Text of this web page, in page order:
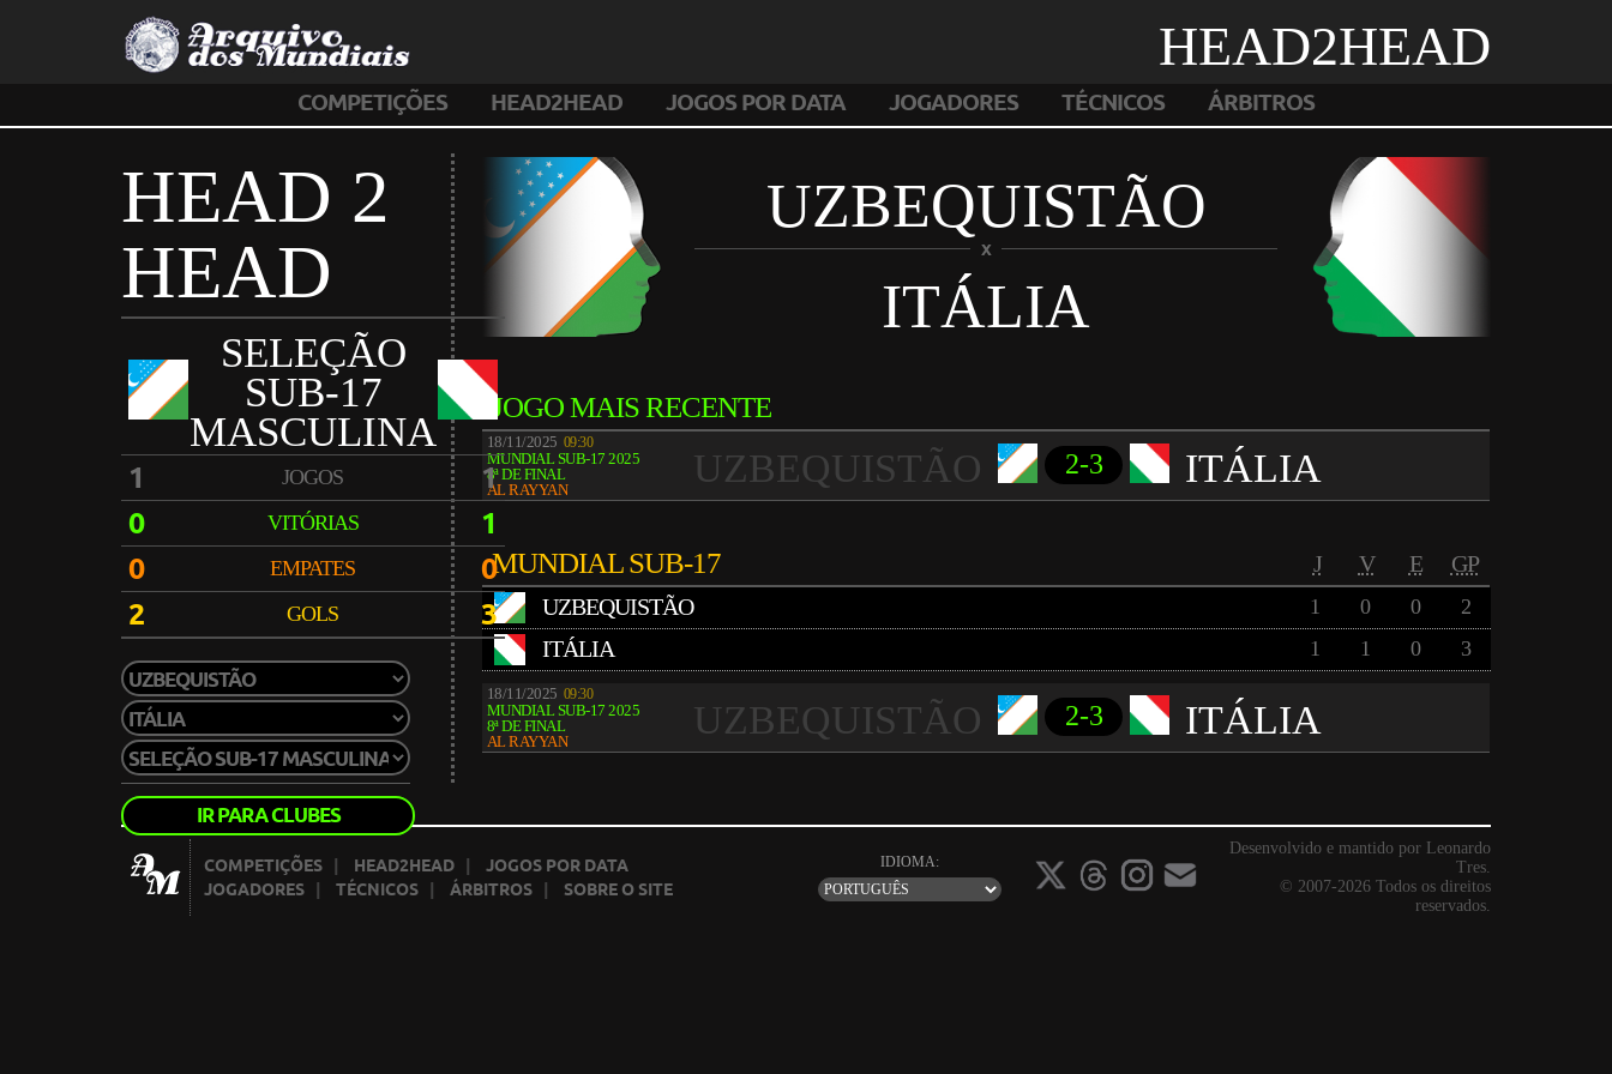
HEAD2HEAD
COMPETIÇÕES HEAD2HEAD JOGOS POR DATA JOGADORES TÉCNICOS ÁRBITROS
HEAD 2
HEAD
SELEÇÃO
SUB-17
MASCULINA
1 JOGOS
1
0
VITÓRIAS
1
0
EMPATES
0
2
GOLS 3
IR PARA CLUBES
UZBEQUISTÃO
X
ITÁLIA
JOGO MAIS RECENTE
18/11/2025 09:30
MUNDIAL SUB-17 2025
8ª DE FINAL
AL RAYYAN
UZBEQUISTÃO 2-3 ITÁLIA
MUNDIAL SUB-17 J V E
GP
UZBEQUISTÃO
1 0 0 2
ITÁLIA 1 1 0 3
18/11/2025 09:30
MUNDIAL SUB-17 2025
8ª DE FINAL
AL RAYYAN
UZBEQUISTÃO 2-3 ITÁLIA
COMPETIÇÕES HEAD2HEAD |JOGOS POR DATA
JOGADORES |TÉCNICOS |ÁRBITROS SOBRE O SITE
IDIOMA:
Desenvolvido e mantido por Leonardo
Tres.
© 2007-2026 Todos os direitos
reservados.